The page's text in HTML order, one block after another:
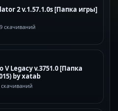
2 v.1.57.1.0s [Папка игры]
скачиваний
Legacy v.3751.0 [Папка
by xatab
скачиваний